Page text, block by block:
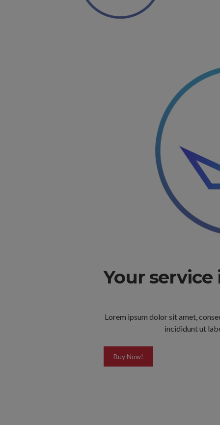
Your service
Lorem ipsum dolor sit amet,
incididunt ut
Buy Now!